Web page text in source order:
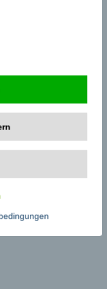
✓ Erlauben